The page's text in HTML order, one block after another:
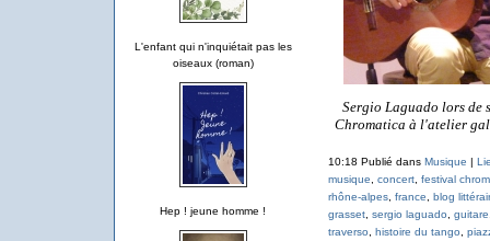
L'enfant qui n'inquiétait pas les
oiseaux (roman)
Hep ! jeune homme !
Sergio Laguado lors de
Chromatica à l'atelier
10:18 Publié dans Musique |
musique
concert, festival
rhône-alpes, france
blog
grasset, sergio laguado guitare
traverso
histoire du tango